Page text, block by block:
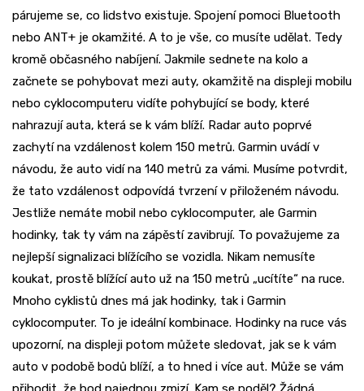
párujeme se, co lidstvo existuje. Spojení pomoci Bluetooth
nebo ANT+ je okamžité. A to je vše, co musíte udělat. Tedy
kromě občasného nabíjení. Jakmile sednete na kolo a
začnete se pohybovat mezi auty, okamžitě na displeji mobilu
nebo cyklocomputeru vidíte pohybující se body, které
nahrazují auta, která se k vám blíží. Radar auto poprvé
zachytí na vzdálenost kolem 150 metrů. Garmin uvádí v
návodu, že auto vidí na 140 metrů za vámi. Musíme potvrdit,
že tato vzdálenost odpovídá tvrzení v přiloženém návodu.
Jestliže nemáte mobil nebo cyklocomputer, ale Garmin
hodinky, tak ty vám na zápěstí zavibrují. To považujeme za
nejlepší signalizaci blížícího se vozidla. Nikam nemusíte
koukat, prostě blížící auto už na 150 metrů „ucítíte“ na ruce.
Mnoho cyklistů dnes má jak hodinky, tak i Garmin
cyklocomputer. To je ideální kombinace. Hodinky na ruce vás
upozorní, na displeji potom můžete sledovat, jak se k vám
auto v podobě bodů blíží, a to hned i více aut. Může se vám